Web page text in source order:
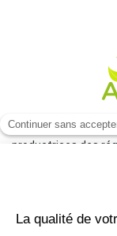
Le journal L'Éveil
productrices des
par année par le
enjeux reliés à